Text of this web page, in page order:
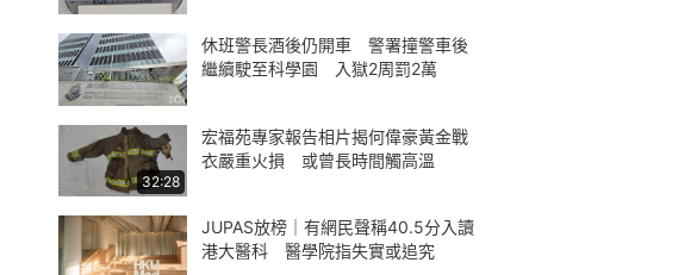
休班警長酒後仍開車 警署撞警車後
繼續駛至科學園 入獄2周罰2萬
32:28
宏福苑專家報告相片揭何偉豪黃金戰
衣嚴重火損 或曾長時間觸高溫
JUPAS放榜｜有網民聲稱40.5分入讀
港大醫科 醫學院指失實或追究